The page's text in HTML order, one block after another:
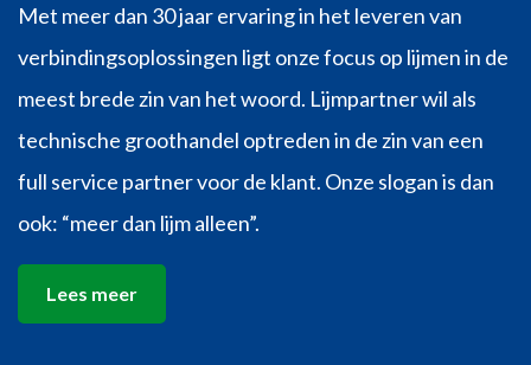
Met meer dan 30 jaar ervaring in het leveren van
verbindingsoplossingen ligt onze focus op lijmen in de
meest brede zin van het woord. Lijmpartner wil als
technische groothandel optreden in de zin van een
full service partner voor de klant. Onze slogan is dan
ook: “meer dan lijm alleen”.
Lees meer